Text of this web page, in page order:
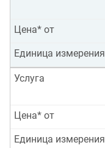
Цена* от
Единица измерения
Услуга
Цена* от
Единица измерения